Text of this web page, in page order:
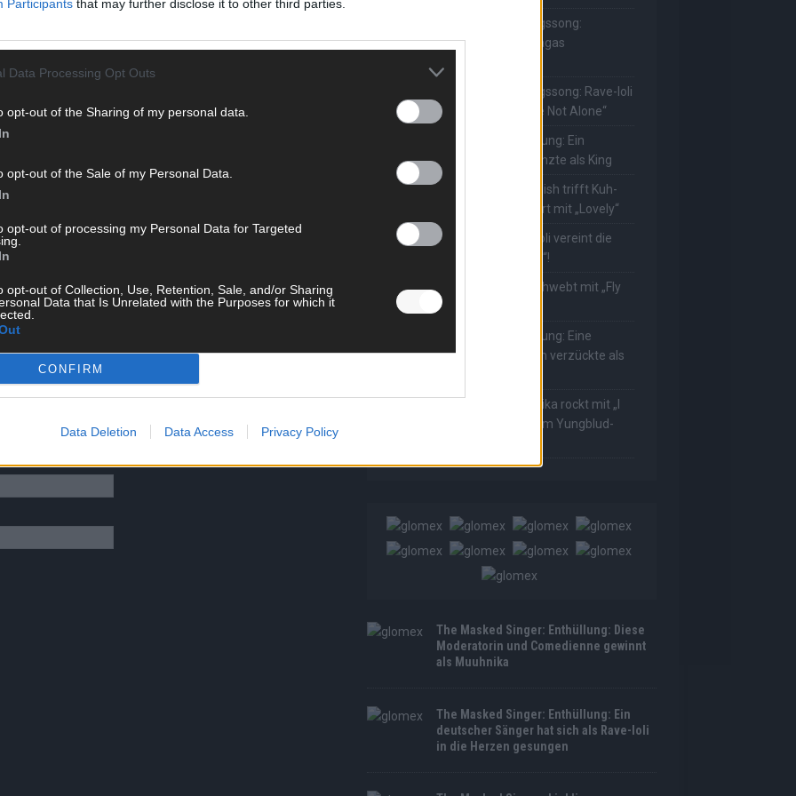
Participants that may further disclose it to other third parties.
Data Processing Opt Outs
opt-out of the Sharing of my personal data.
opt-out of the Sale of my Personal Data.
opt-out of processing my Personal Data for Targeted
opt-out of Collection, Use, Retention, Sale, and/or Sharing
Data that Is Unrelated with the Purposes for which it
CONFIRM
Data Deletion Data Access Privacy Policy
Clips, Streams und Highlights extra für dich. Kein langes
mit und teile deine Perspektive. Mit * gekennzeichnete
(Vor- und Nachname) und eine gültige E-Mail-
Kommentar kurz. Beiträge, die unsere
Hetze, Spam oder Werbung werden nicht
.
The Masked Singer: Lieblingssong:
Muuhnika kehrt mit Lady Gagas
The Masked Singer: Lieblingssong: Rave-Ioli
berührt erneut mit „You Are Not Alone“
The Masked Singer: Enthüllung: Ein
deutscher Schauspieler glänzte als King
The Masked Singer: Billie Eilish trifft Kuh-
Power! Muuhnika verzaubert mit „Lovely“
The Masked Singer: Rave-Ioli vereint die
Welt mit „We Are The World“!
The Masked Singer: King schwebt mit „Fly
Me To The Moon“!
The Masked Singer: Enthüllung: Eine
österreichische Moderatorin verzückte als
The Masked Singer: Muuhnika rockt mit „I
Was Made For Loving You“ im Yungblud-
The Masked Singer: Enthüllung: Diese
Moderatorin und Comedienne gewinnt
als Muuhnika
The Masked Singer: Enthüllung: Ein
deutscher Sänger hat sich als Rave-Ioli
in die Herzen gesungen